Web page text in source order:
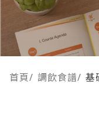
首頁/ 調飲食譜/ 基